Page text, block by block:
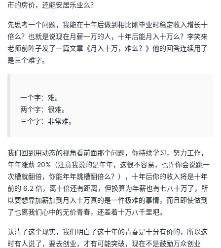
市的房价，还能安居乐业么？
先思考一个问题，我能在十年后做到相比刚毕业时稳定收入增长十
倍么？也就是说现在月薪一万的人，十年后能月入十万么？李笑来
老师前阵子发了一篇文章《月入十万，难么？》他的回答连续用了
是三个难字。
一个字：难。
两个字：很难。
三个字：非常难。
我们回到用动态的视角看前面那个问题，你持续学习，努力工作，
年年涨薪 20%（注意我说的是年年，这很不容易，也许你会说跳一
次槽就翻倍，你能年年跳槽翻倍么？），十年后你的收入将是十年
前的 6.2 倍，离十倍还有距离，但换算为年薪也有七八十万了，所
以要想靠加薪加到月入十万真的是一件极难的事情，而且即使做到
了也离我们心中的无价青春，还差着十万八千里吧。
认清了这个现实，我们明白了这十年的青春是十分有价的，所以这
时有人说了，要去创业，才有可能突破，现在不是鼓励万众创业